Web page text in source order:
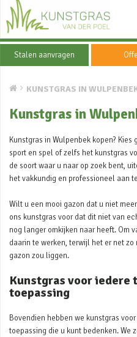
Stalen aanvragen
KUNSTGRAS IN
Kunstgras in
Kunstgras in Wulpenbek kopen?
sport en spel of zelfs het kunstgras
de soort waar u naar op zoek bent,
het vakkundig en professioneel aan
Wilt u een mooi gazon dat u niet
ons kunstgras voor dat dit niet van
nog langer omkijken naar heeft. Om
daarin te werken, terwijl het er net
gazon zou liggen.
Kunstgras voor iedere
toepassing
Bovendien hebben we kunstgras
toepassing die u kunt bedenken. We